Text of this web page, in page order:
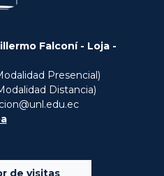
Falconí - Loja -
Presencial)
Distancia)
de visitas